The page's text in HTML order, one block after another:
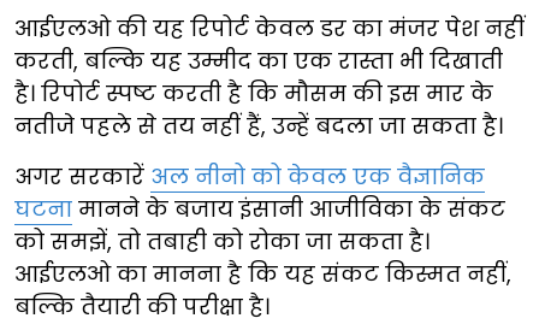
आईएलओ की यह रिपोर्ट केवल डर का मंजर पेश नहीं
करती, बल्कि यह उम्मीद का एक रास्ता भी दिखाती
है। रिपोर्ट स्पष्ट करती है कि मौसम की इस मार के
नतीजे पहले से तय नहीं हैं, उन्हें बदला जा सकता है।
अगर सरकारें अल नीनो को केवल एक वैज्ञानिक
घटना मानने के बजाय इंसानी आजीविका के संकट
को समझें, तो तबाही को रोका जा सकता है।
आईएलओ का मानना है कि यह संकट किस्मत नहीं,
बल्कि तैयारी की परीक्षा है।